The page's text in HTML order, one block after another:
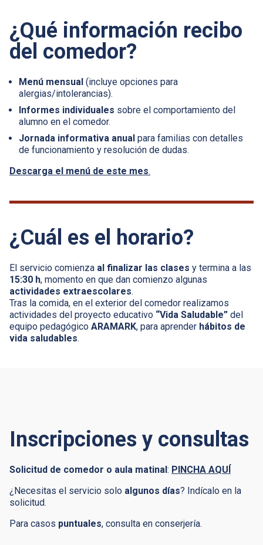
¿Qué información recibo
del comedor?
Menú mensual (incluye opciones para
alergias/intolerancias).
Informes individuales sobre el comportamiento del
alumno en el comedor.
Jornada informativa anual para familias con detalles
de funcionamiento y resolución de dudas.
Descarga el menú de este mes.
¿Cuál es el horario?
El servicio comienza al finalizar las clases y termina a las
15:30 h, momento en que dan comienzo algunas
actividades extraescolares.
Tras la comida, en el exterior del comedor realizamos
actividades del proyecto educativo “Vida Saludable” del
equipo pedagógico ARAMARK, para aprender hábitos de
vida saludables.
Inscripciones y consultas
Solicitud de comedor o aula matinal: PINCHA AQUÍ
¿Necesitas el servicio solo algunos días? Indícalo en la
solicitud.
Para casos puntuales, consulta en conserjería.